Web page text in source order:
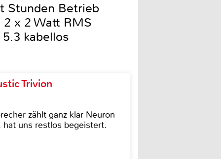
Stunden Betrieb
x 2 Watt RMS
kabellos
Trivion
zählt ganz klar Neuron
uns restlos begeistert.